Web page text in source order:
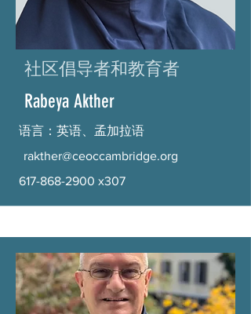
社区倡导者和教育者
Rabeya Akther
语言：英语、孟加拉语
rakther@ceoccambridge.org
617-868-2900 x307